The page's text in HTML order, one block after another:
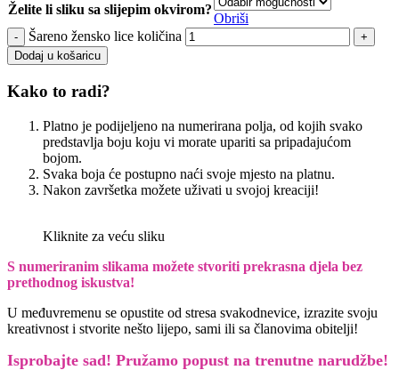
Želite li sliku sa slijepim okvirom?
Obriši
Šareno žensko lice količina
Dodaj u košaricu
Kako to radi?
Platno je podijeljeno na numerirana polja, od kojih svako
predstavlja boju koju vi morate upariti sa pripadajućom
bojom.
Svaka boja će postupno naći svoje mjesto na platnu.
Nakon završetka možete uživati u svojoj kreaciji!
Kliknite za veću sliku
S numeriranim slikama možete stvoriti prekrasna djela bez
prethodnog iskustva!
U međuvremenu se opustite od stresa svakodnevice, izrazite svoju
kreativnost i stvorite nešto lijepo, sami ili sa članovima obitelji!
Isprobajte sad! Pružamo popust na trenutne narudžbe!